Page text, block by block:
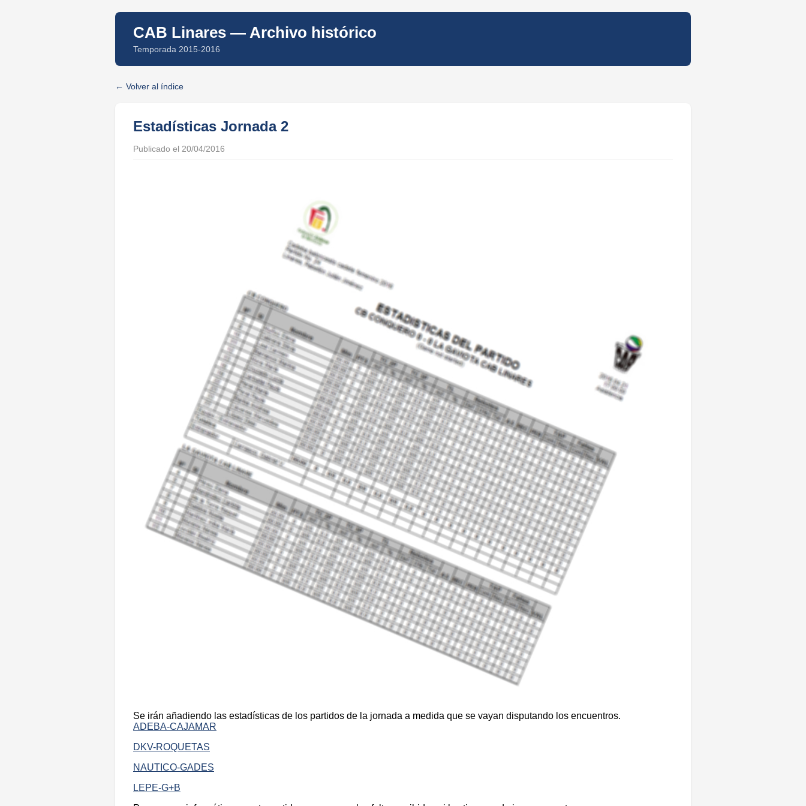
CAB Linares — Archivo histórico
Temporada 2015-2016
Volver al índice
Estadísticas Jornada 2
Publicado el 20/04/2016
Se irán añadiendo las estadísticas de los partidos de la jornada a medida que se vayan disputando los encuentros.
ADEBA-CAJAMAR
DKV-ROQUETAS
NAUTICO-GADES
LEPE-G+B